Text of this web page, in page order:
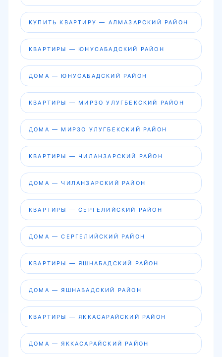
КУПИТЬ КВАРТИРУ — АЛМАЗАРСКИЙ РАЙОН
КВАРТИРЫ — ЮНУСАБАДСКИЙ РАЙОН
ДОМА — ЮНУСАБАДСКИЙ РАЙОН
КВАРТИРЫ — МИРЗО УЛУГБЕКСКИЙ РАЙОН
ДОМА — МИРЗО УЛУГБЕКСКИЙ РАЙОН
КВАРТИРЫ — ЧИЛАНЗАРСКИЙ РАЙОН
ДОМА — ЧИЛАНЗАРСКИЙ РАЙОН
КВАРТИРЫ — СЕРГЕЛИЙСКИЙ РАЙОН
ДОМА — СЕРГЕЛИЙСКИЙ РАЙОН
КВАРТИРЫ — ЯШНАБАДСКИЙ РАЙОН
ДОМА — ЯШНАБАДСКИЙ РАЙОН
КВАРТИРЫ — ЯККАСАРАЙСКИЙ РАЙОН
ДОМА — ЯККАСАРАЙСКИЙ РАЙОН